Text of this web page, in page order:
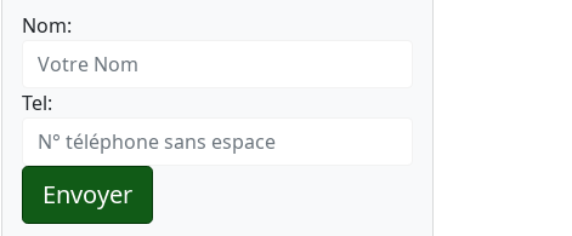
Nom:
Tel:
Envoyer